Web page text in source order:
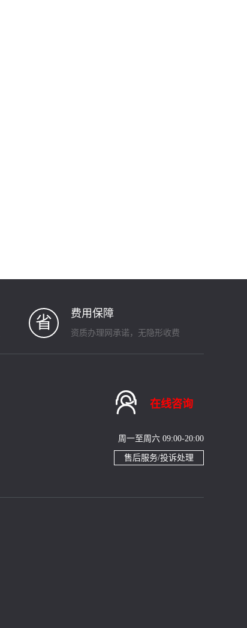
省 费用保障
资质办理网承诺，无隐形收费
 在线咨询
周一至周六 09:00-20:00
售后服务/投诉处理